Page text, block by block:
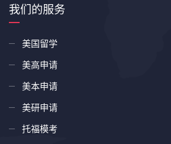
我们的服务
美国留学
美高申请
美本申请
美研申请
托福模考